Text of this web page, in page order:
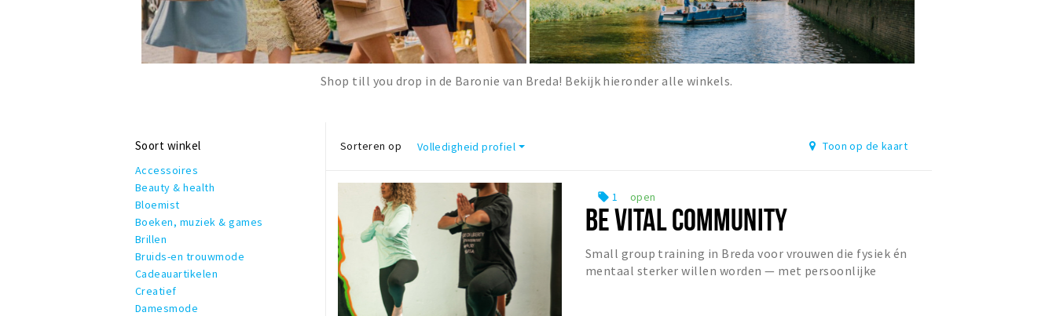
Shop till you drop in de Baronie van Breda! Bekijk hieronder alle winkels.
Soort winkel
Accessoires
Beauty & health
Bloemist
Boeken, muziek & games
Brillen
Bruids-en trouwmode
Cadeauartikelen
Creatief
Damesmode
Sorteren op Volledigheid profiel Toon op de kaart
local_offer 1 open
BE VITAL COMMUNITY
Small group training in Breda voor vrouwen die fysiek én
mentaal sterker willen worden — met persoonlijke